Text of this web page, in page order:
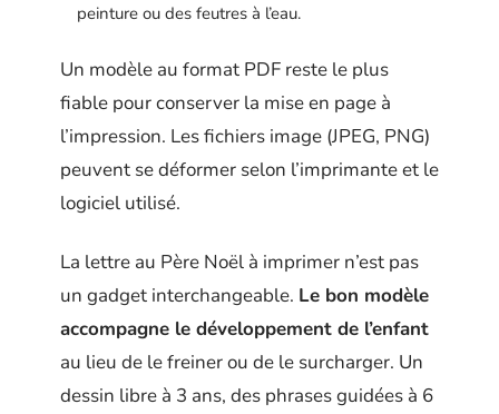
peinture ou des feutres à l’eau.
Un modèle au format PDF reste le plus
fiable pour conserver la mise en page à
l’impression. Les fichiers image (JPEG, PNG)
peuvent se déformer selon l’imprimante et le
logiciel utilisé.
La lettre au Père Noël à imprimer n’est pas
un gadget interchangeable. Le bon modèle
accompagne le développement de l’enfant
au lieu de le freiner ou de le surcharger. Un
dessin libre à 3 ans, des phrases guidées à 6